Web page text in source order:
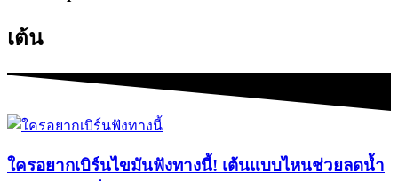
เต้น
ใครอยากเบิร์นไขมันฟังทางนี้! เต้นแบบไหนช่วยลดน้ำ